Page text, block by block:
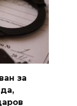
за